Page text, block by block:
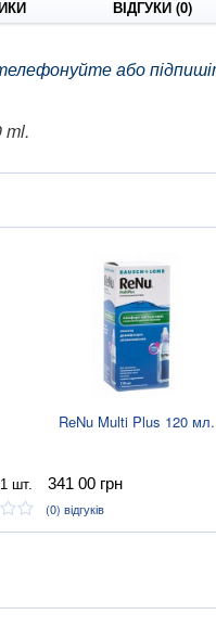
ВІДГУКИ (0)
або
ml.
ReNu Multi Plus 120 мл.
шт. 341 00грн
(0) відгуків